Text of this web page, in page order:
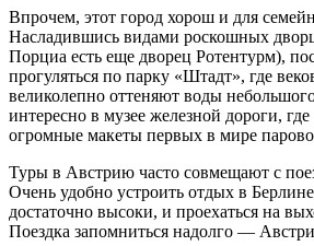
Впрочем, этот город хорош и для
Насладившись видами роскошных
Порциа есть еще дворец Ротентурм),
прогуляться по парку «Штадт», где
великолепно оттеняют воды
интересно в музее железной дороги,
огромные макеты первых в мире
Туры в Австрию часто совмещают с
Очень удобно устроить отдых в
достаточно высоки, и проехаться на
Поездка запомниться надолго —